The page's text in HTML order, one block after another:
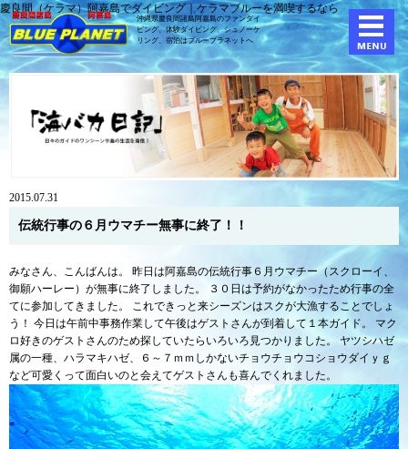
慶良間（ケラマ）阿嘉島でダイビング｜ケラマブルーを満喫するなら
沖縄県慶良間諸島阿嘉島のファンダイ
ビング、体験ダイビング、シュノーケ
リング、宿泊はブループラネットへ
2015.07.31
伝統行事の６月ウマチー無事に終了！！
みなさん、こんばんは。 昨日は阿嘉島の伝統行事６月ウマチー（スクローイ、
御願ハーレー）が無事に終了しました。 ３０日は予約がなかったため行事の全
てに参加してきました。 これできっと来シーズンはスクが大漁することでしょ
う！ 今日は午前中事務作業して午後はゲストさんが到着して１本ガイド。 マク
ロ好きのゲストさんのため探していたらいろいろ見つかりました。 ヤツシハゼ
属の一種、ハラマキハゼ、６～７ｍｍしかないチョウチョウコショウダイｙｇ
など可愛くって面白いのと会えてゲストさんも喜んでくれました。